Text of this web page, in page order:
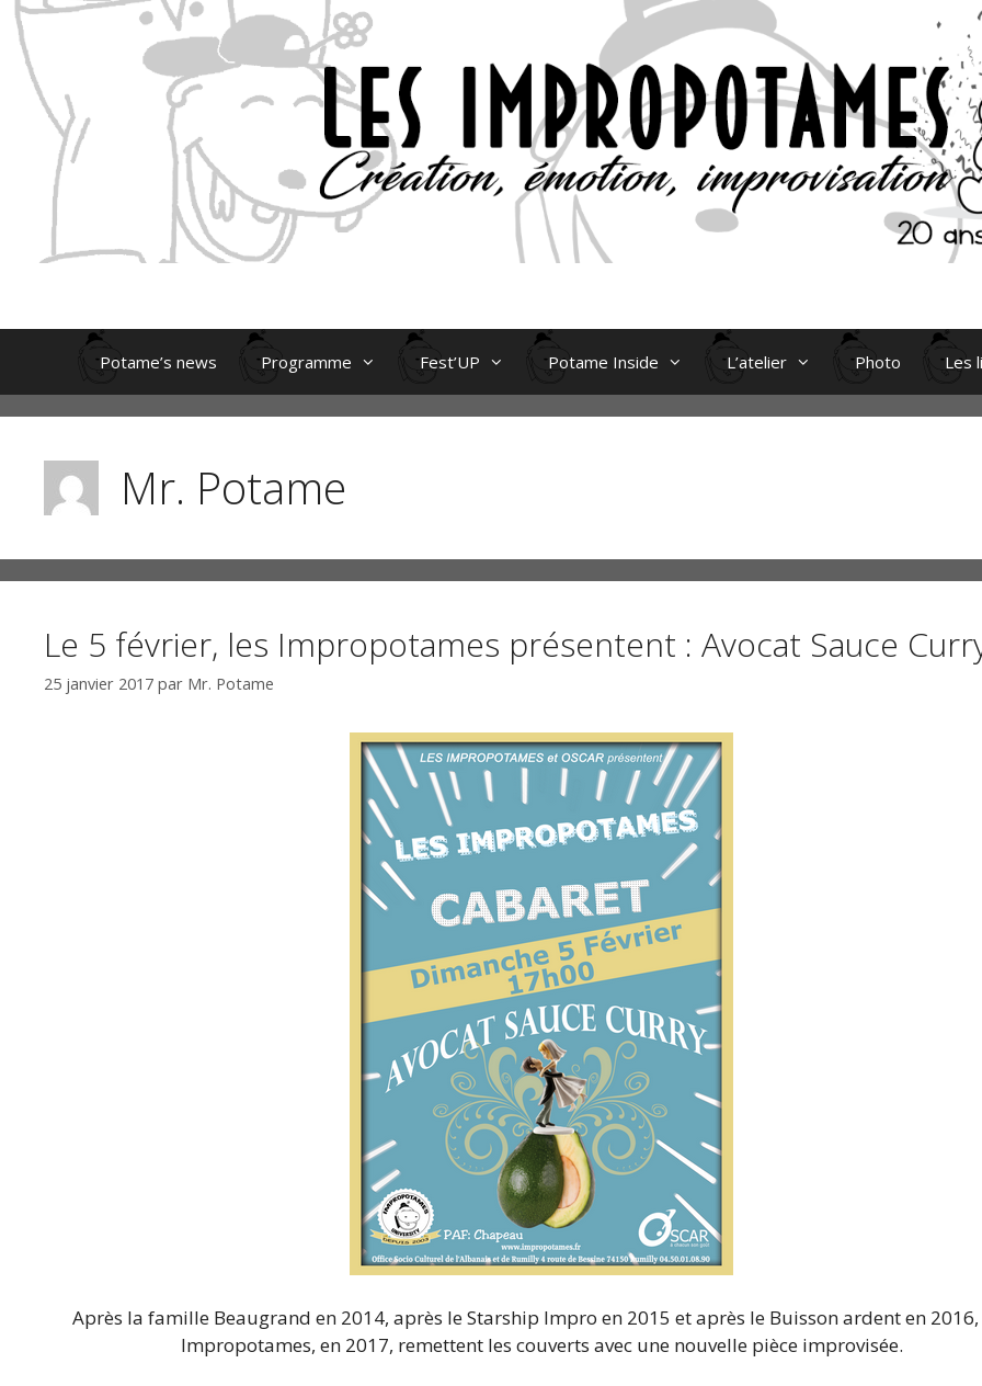
Aller
au
contenu
Potame’s news Programme Fest’UP Potame Inside L’atelier Photo Les
Mr. Potame
Le 5 février, les Impropotames présentent : Avocat Sauce
25 janvier 2017 par Mr. Potame
Après la famille Beaugrand en 2014, après le Starship Impro en 2015 et après le Buisson ardent en 2016,
Impropotames, en 2017, remettent les couverts avec une nouvelle pièce improvisée.